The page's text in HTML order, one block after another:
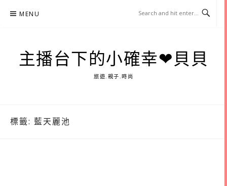
MENU
主播台下的小確幸❤貝貝
旅遊.親子.時尚
標籤: 藍天麗池